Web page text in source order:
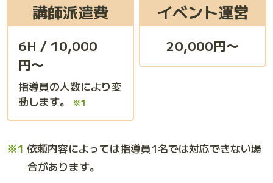
講師派遣費
6H / 10,000
円〜
指導員の人数により変
動します。
※1
イベント運営
20,000円〜
依頼内容によっては指導員1名では対応できない場
合があります。